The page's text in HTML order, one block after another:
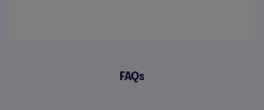
FAQs